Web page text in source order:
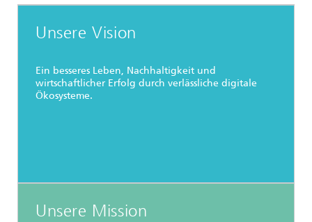
Unsere Vision
Ein besseres Leben, Nachhaltigkeit und
wirtschaftlicher Erfolg durch verlässliche digitale
Ökosysteme.
Unsere Mission